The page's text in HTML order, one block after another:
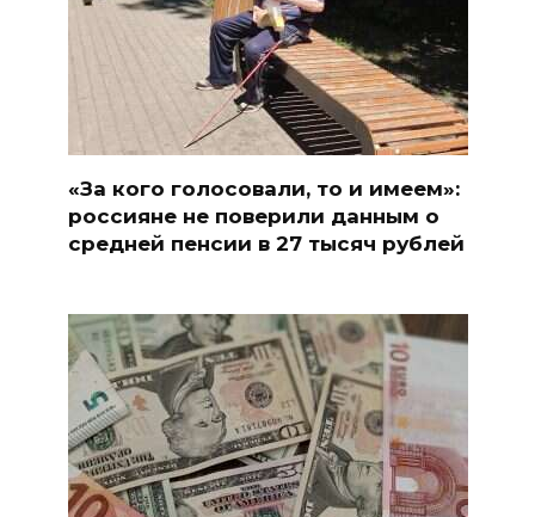
«За кого голосовали, то и имеем»:
россияне не поверили данным о
средней пенсии в 27 тысяч рублей